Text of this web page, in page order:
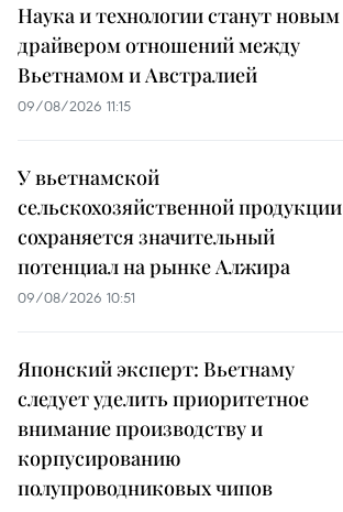
Наука и технологии станут новым
драйвером отношений между
Вьетнамом и Австралией
09/08/2026 11:15
У вьетнамской
сельскохозяйственной продукции
сохраняется значительный
потенциал на рынке Алжира
09/08/2026 10:51
Японский эксперт: Вьетнаму
следует уделить приоритетное
внимание производству и
корпусированию
полупроводниковых чипов